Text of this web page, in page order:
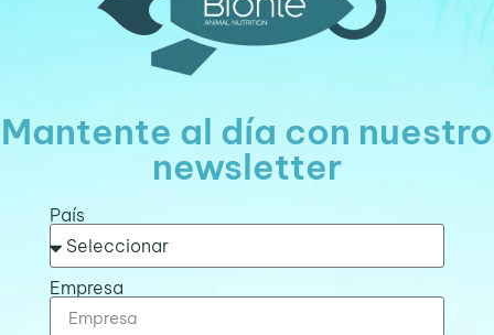
Mantente al día con nuestro
newsletter
País
Empresa